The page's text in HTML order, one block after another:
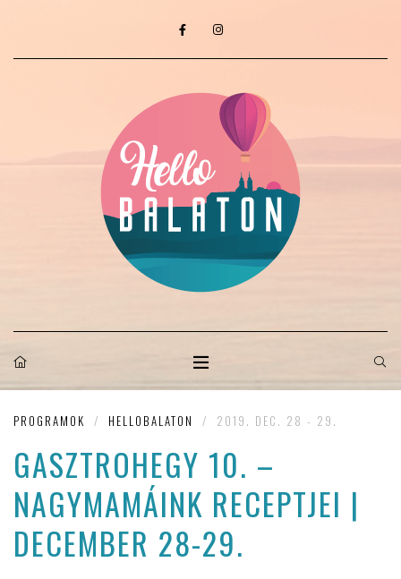
PROGRAMOK / HELLOBALATON / 2019. DEC. 28 - 29.
GASZTROHEGY 10. –
NAGYMAMÁINK RECEPTJEI |
DECEMBER 28-29.